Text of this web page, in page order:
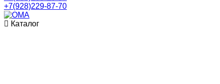
+7(928)229-87-70
Каталог